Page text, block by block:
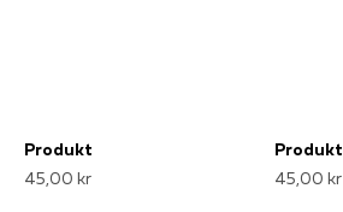
Produkt
45,00 kr
Produkt
45,00 kr